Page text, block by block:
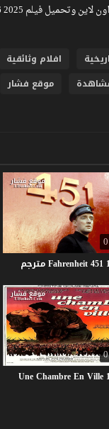
افلام وثائقية
موقع فشار
Fahrenheit 451 مترجم